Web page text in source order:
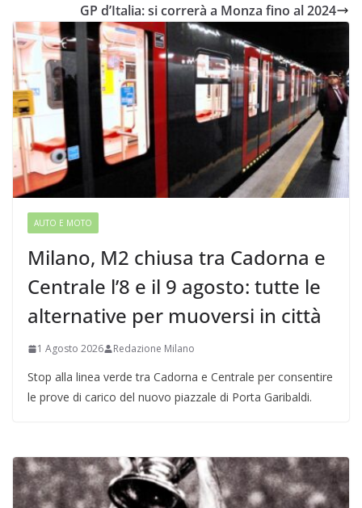
GP d’Italia: si correrà a Monza fino al 2024
AUTO E MOTO
Milano, M2 chiusa tra Cadorna e
Centrale l’8 e il 9 agosto: tutte le
alternative per muoversi in città
1 Agosto 2026 Redazione Milano
Stop alla linea verde tra Cadorna e Centrale per consentire
le prove di carico del nuovo piazzale di Porta Garibaldi.